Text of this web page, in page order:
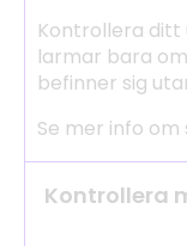
Kontrollera ditt
larmar bara
befinner sig
Se mer info
Kontrollera